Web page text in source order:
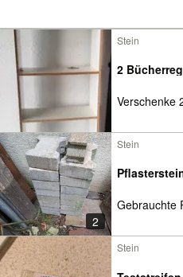
Stein
2
Verschenke
2
Stein
Gebrauchte
Stein